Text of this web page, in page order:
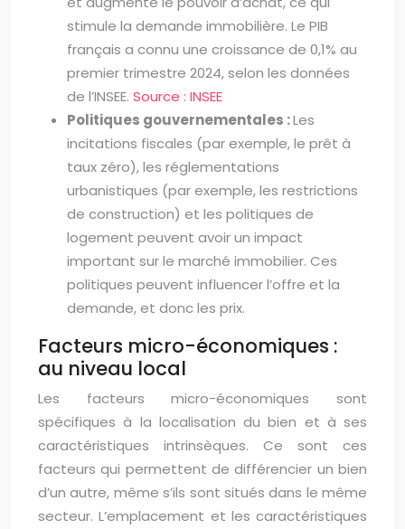
stimule la demande immobilière. Le PIB
français a connu une croissance de 0,1% au
premier trimestre 2024, selon les données
de l’INSEE. Source : INSEE
Politiques gouvernementales :Les
incitations fiscales (par exemple, le prêt à
taux zéro), les réglementations
urbanistiques (par exemple, les restrictions
de construction) et les politiques de
logement peuvent avoir un impact
important sur le marché immobilier. Ces
politiques peuvent influencer l’offre et la
demande, et donc les prix.
Facteurs micro-économiques :
au niveau local
Les facteurs micro-économiques sont
spécifiques à la localisation du bien et à ses
caractéristiques intrinsèques. Ce sont ces
facteurs qui permettent de différencier un bien
d’un autre, même s’ils sont situés dans le même
secteur. L’emplacement et les caractéristiques